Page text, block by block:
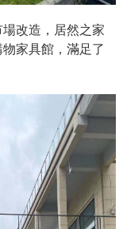
改造，居然之家
家具館，滿足了